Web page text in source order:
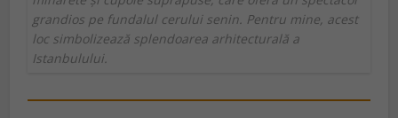
grandios pe fundalul cerului senin. Pentru mine, acest
loc simbolizează splendoarea arhitecturală a
Istanbulului.